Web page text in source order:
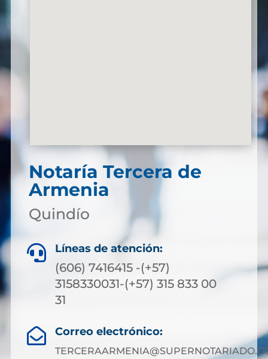
Notaría Tercera de
Armenia
Quindío
 Líneas de atención:
(606) 7416415 -(+57)
3158330031-(+57) 315 833 00
31
 Correo electrónico: